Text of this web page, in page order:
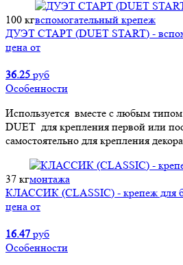
100 кг
ДУЭТ СТАРТ (DUET START) -
цена от
36.25 руб
Особенности
Используется вместе с любым
DUET для крепления первой или
самостоятельно для крепления
37 кг
КЛАССИК (CLASSIC) - крепеж для
цена от
16.47 руб
Особенности